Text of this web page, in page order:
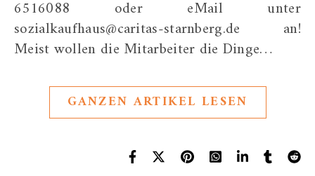
6516088 oder eMail unter
sozialkaufhaus@caritas-starnberg.de an!
Meist wollen die Mitarbeiter die Dinge…
GANZEN ARTIKEL LESEN